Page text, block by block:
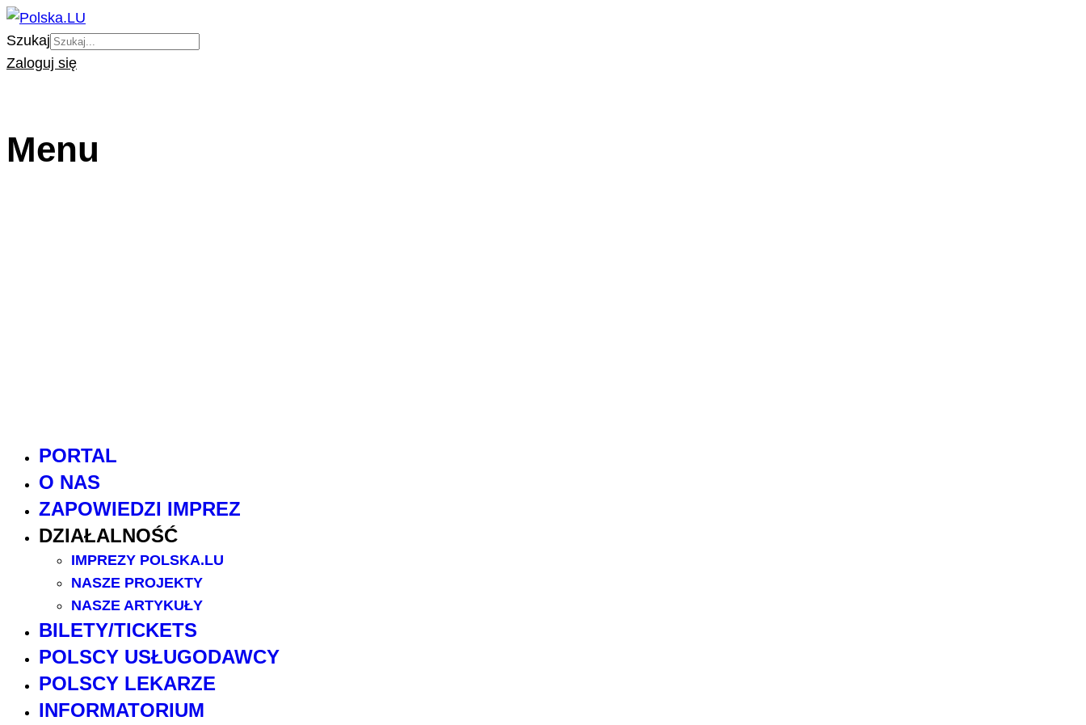
Szukaj
Zaloguj się
Menu
PORTAL
O NAS
ZAPOWIEDZI IMPREZ
DZIAŁALNOŚĆ
IMPREZY POLSKA.LU
NASZE PROJEKTY
NASZE ARTYKUŁY
BILETY/TICKETS
POLSCY USŁUGODAWCY
POLSCY LEKARZE
INFORMATORIUM